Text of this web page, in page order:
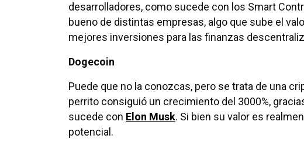
desarrolladores, como sucede con los Smart
bueno de distintas empresas, algo que sube el
mejores inversiones para las finanzas
Dogecoin
Puede que no la conozcas, pero se trata de una
perrito consiguió un crecimiento del 3000%,
sucede con Elon Musk. Si bien su valor es
potencial.